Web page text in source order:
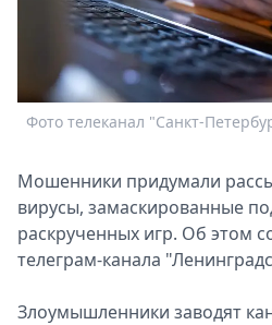
О
Metro
Стримы
Спецпроекты
Звезды
2026
Скачай
Metro
Фото телеканал "Санкт-
Мошенники придумали
вирусы, замаскированные
раскрученных игр. Об этом
телеграм-канала
Злоумышленники заводят